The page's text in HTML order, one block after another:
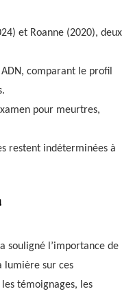
et Roanne (2020), deux
ADN, comparant le profil
pour meurtres,
restent indéterminées à
souligné l’importance de
lumière sur ces
témoignages, les